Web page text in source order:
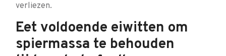
verliezen.
Eet voldoende eiwitten om
spiermassa te behouden